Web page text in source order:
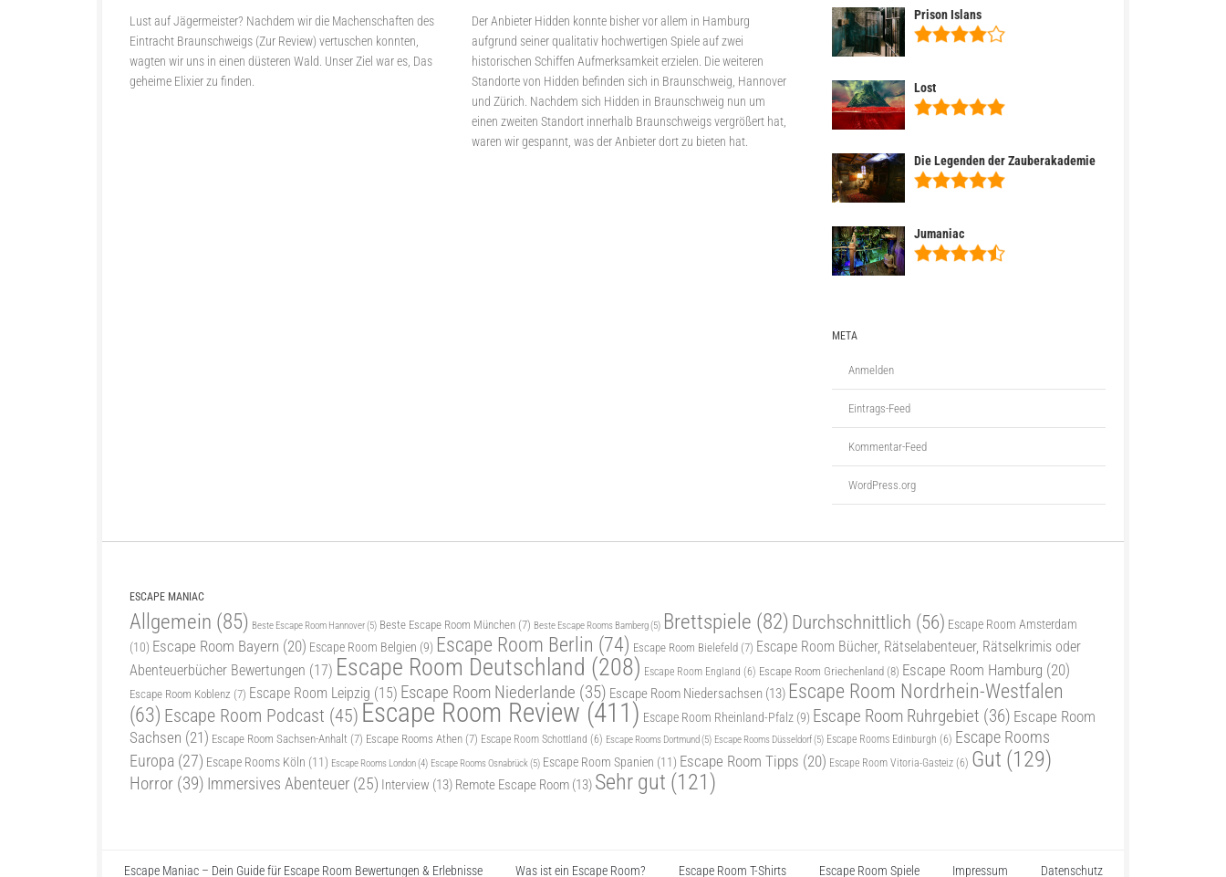
Lust auf Jägermeister? Nachdem wir die Machenschaften des
Eintracht Braunschweigs (Zur Review) vertuschen konnten,
wagten wir uns in einen düsteren Wald. Unser Ziel war es, Das
geheime Elixier zu finden.
Der Anbieter Hidden konnte bisher vor allem in Hamburg
aufgrund seiner qualitativ hochwertigen Spiele auf zwei
historischen Schiffen Aufmerksamkeit erzielen. Die weiteren
Standorte von Hidden befinden sich in Braunschweig, Hannover
und Zürich. Nachdem sich Hidden in Braunschweig nun um
einen zweiten Standort innerhalb Braunschweigs vergrößert hat,
waren wir gespannt, was der Anbieter dort zu bieten hat.
Prison Islans
Lost
Die Legenden der Zauberakademie
Jumaniac
META
Anmelden
Eintrags-Feed
Kommentar-Feed
WordPress.org
ESCAPE MANIAC
Allgemein (85) Beste Escape Room Hannover(5) Beste Escape Room München (7) Beste Escape Rooms Bamberg(5) Brettspiele (82) Durchschnittlich (56) Escape Room Amsterdam
(10) Escape Room Bayern (20) Escape Room Belgien (9) Escape Room Berlin (74) Escape Room Bielefeld (7) Escape Room Bücher, Rätselabenteuer, Rätselkrimis oder
Abenteuerbücher Bewertungen (17) Escape Room Deutschland (208) Escape Room England (6) Escape Room Griechenland (8) Escape Room Hamburg (20)
Escape Room Koblenz (7) Escape Room Leipzig (15) Escape Room Niederlande (35) Escape Room Niedersachsen (13) Escape Room Nordrhein-Westfalen
(63) Escape Room Podcast (45) Escape Room Review (411) Escape Room Rheinland-Pfalz (9) Escape Room Ruhrgebiet (36) Escape Room
Sachsen (21) Escape Room Sachsen-Anhalt (7) Escape Rooms Athen (7) Escape Room Schottland (6) Escape Rooms Dortmund(5) Escape Rooms Düsseldorf(5) Escape Rooms Edinburgh (6) Escape Rooms
Europa (27) Escape Rooms Köln (11) Escape Rooms London(4) Escape Rooms Osnabrück(5) Escape Room Spanien (11) Escape Room Tipps (20) Escape Room Vitoria-Gasteiz (6) Gut (129)
Horror (39) Immersives Abenteuer (25) Interview (13) Remote Escape Room (13) Sehr gut (121)
Escape Maniac – Dein Guide für Escape Room Bewertungen & Erlebnisse Was ist ein Escape Room? Escape Room T-Shirts Escape Room Spiele Impressum Datenschutz